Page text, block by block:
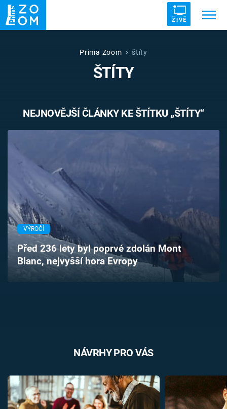
ŽIVĚ
UFO DRUHÁ SVĚTOVÁ VÁLKA
VETŘELCI DÁVNOVĚKU
Pořady
TV Program
Časopis
Sledujte prima+
Prima Zoom štíty
ŠTÍTY
NEJNOVĚJŠÍ ČLÁNKY KE ŠTÍTKU „ŠTÍTY“
VÝROČÍ
Před 236 lety byl poprvé zdolán Mont
Blanc, nejvyšší hora Evropy
NÁVRHY PRO VÁS